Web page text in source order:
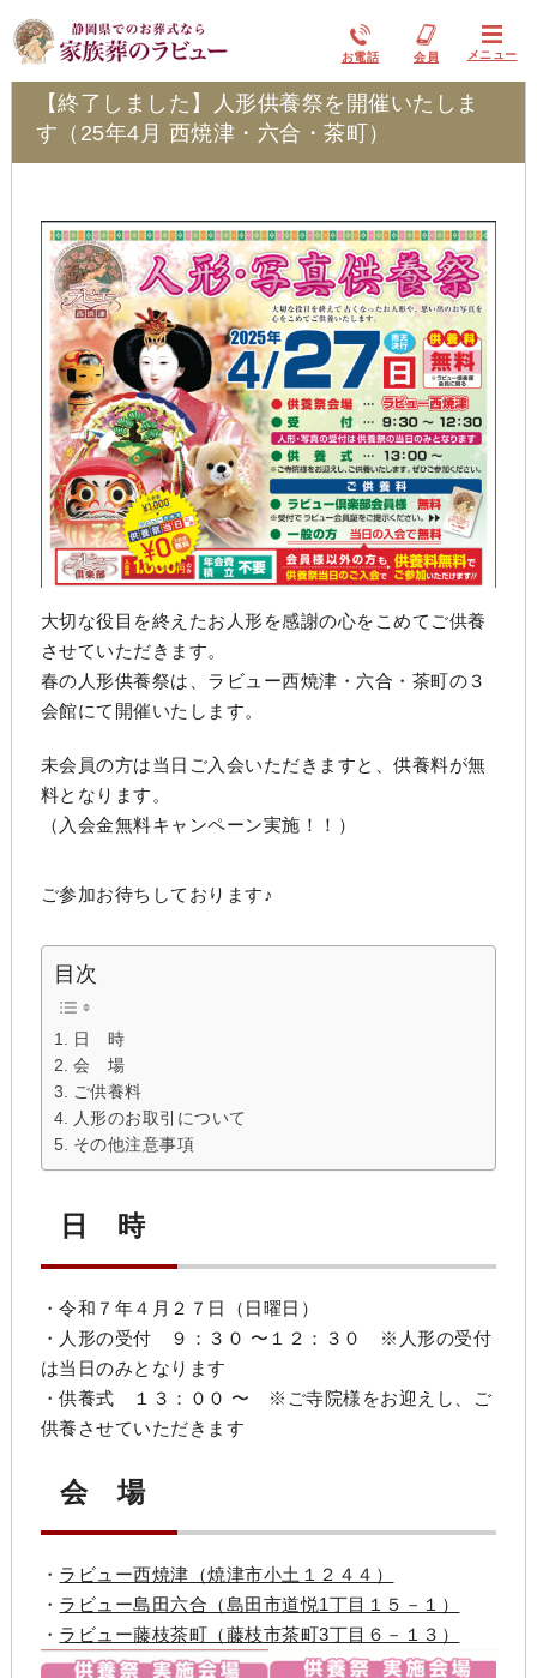
お電話 会員 メニュー
イベント情報
【終了しました】人形供養祭を開催いたしま
す（25年4月 西焼津・六合・茶町）
大切な役目を終えたお人形を感謝の心をこめてご供養
させていただきます。
春の人形供養祭は、ラビュー西焼津・六合・茶町の３
会館にて開催いたします。
未会員の方は当日ご入会いただきますと、供養料が無
料となります。
（入会金無料キャンペーン実施！！）
ご参加お待ちしております♪
目次
日 時
会 場
ご供養料
人形のお取引について
その他注意事項
日 時
・令和７年４月２７日（日曜日）
・人形の受付 ９：３０ 〜１２：３０ ※人形の受付
は当日のみとなります
・供養式 １３：００ 〜 ※ご寺院様をお迎えし、ご
供養させていただきます
会 場
・ ラビュー西焼津（焼津市小土１２４４）
・ ラビュー島田六合（島田市道悦1丁目１５－１）
・ ラビュー藤枝茶町（藤枝市茶町3丁目６－１３）